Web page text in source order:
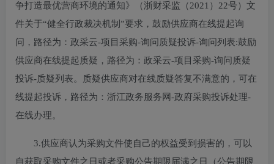
争打造最优营商环境的通知》（浙财采监（2021）22号）文
件关于“健全行政裁决机制”要求，鼓励供应商在线提起询
问，路径为：政采云-项目采购-询问质疑投诉-询问列表:鼓励
供应商在线提起质疑，路径为：政采云-项目采购-询问质疑
投诉-质疑列表。质疑供应商对在线质疑答复不满意的，可在
线提起投诉，路径为：浙江政务服务网-政府采购投诉处理-
在线办理。
3.供应商认为采购文件使自己的权益受到损害的，可以
自获取采购文件之日或者采购公告期限届满之日（公告期限